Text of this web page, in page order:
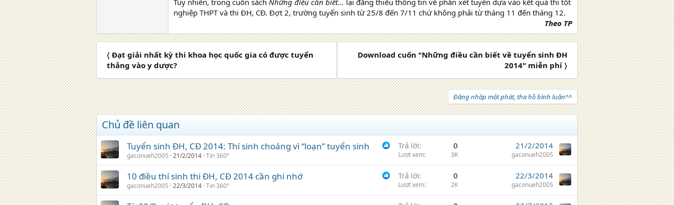
Tuy nhiên, trong cuốn sách Những điều cần biết… lại đăng thiếu thông tin về phần xét tuyển dựa vào kết quả thi tốt
nghiệp THPT và thi ĐH, CĐ. Đợt 2, trường tuyển sinh từ 25/8 đến 7/11 chứ không phải từ tháng 11 đến tháng 12.
Theo TP
〈 Đạt giải nhất kỳ thi khoa học quốc gia có được tuyển
thẳng vào y dược?
Download cuốn "Những điều cần biết về tuyển sinh ĐH
2014" miễn phí 〉
Đăng nhập một phát, tha hồ bình luận^^
Chủ đề liên quan
Tuyển sinh ĐH, CĐ 2014: Thí sinh choáng vì “loạn” tuyển sinh
gaconueh2005 21/2/2014 Tin 360°
Trả lời 0
Lượt xem 3K
21/2/2014
gaconueh2005
10 điều thí sinh thi ĐH, CĐ 2014 cần ghi nhớ
gaconueh2005 22/3/2014 Tin 360°
Trả lời 0
Lượt xem 2K
22/3/2014
gaconueh2005